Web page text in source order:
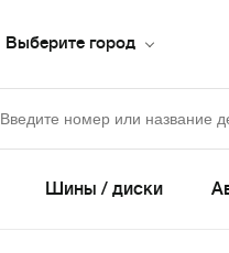
Выберите город
Шины / диски